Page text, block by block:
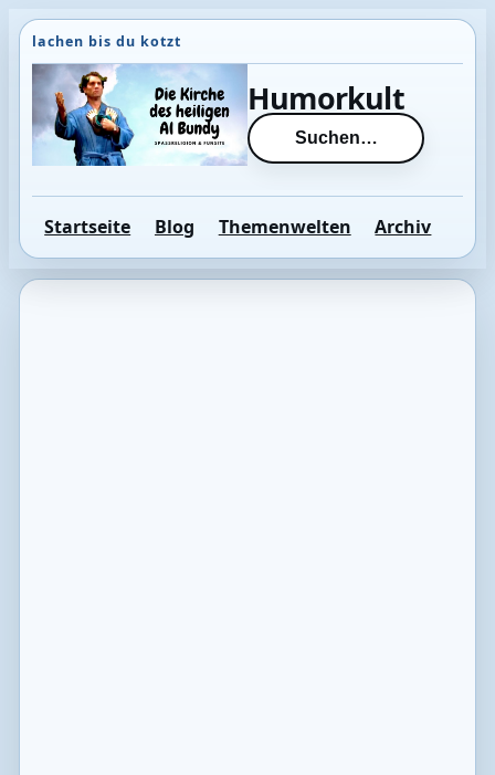
Direkt
zum
Inhalt
wechseln
Humorkult
Suchen…
Startseite Blog Themenwelten Archiv